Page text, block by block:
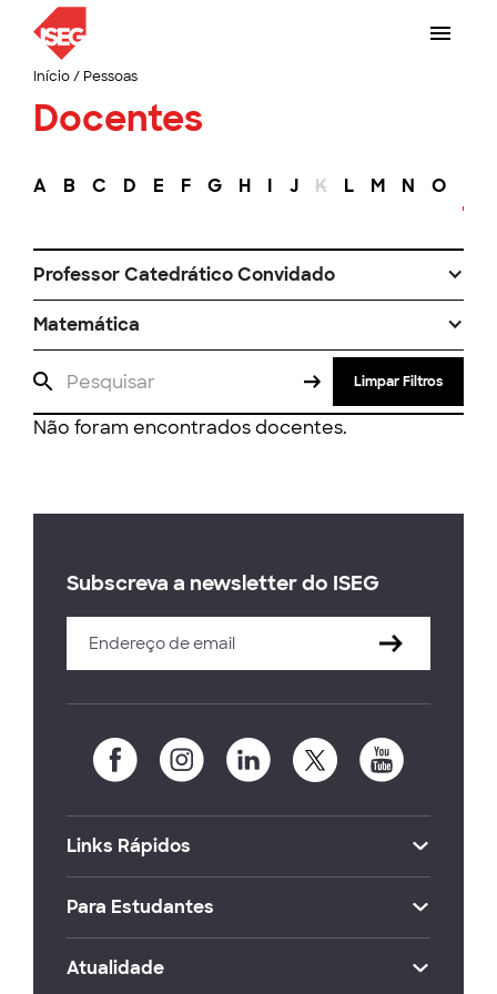
Início/ Pessoas
Docentes
A B C D E F G H I J K L M N O
Professor Catedrático Convidado
Matemática
Limpar Filtros
Não foram encontrados docentes.
Subscreva a newsletter do ISEG
Links Rápidos
Para Estudantes
Atualidade